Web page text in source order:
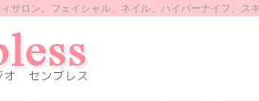
サロン。フェイシャル、ネイル、ハイパーナイフ、